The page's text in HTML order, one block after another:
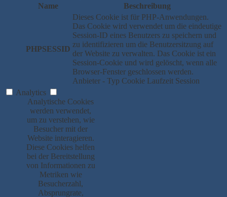
Name
Beschreibung
PHPSESSID
Dieses Cookie ist für PHP-Anwendungen.
Das Cookie wird verwendet um die eindeutige
Session-ID eines Benutzers zu speichern und
zu identifizieren um die Benutzersitzung auf
der Website zu verwalten. Das Cookie ist ein
Session-Cookie und wird gelöscht, wenn alle
Browser-Fenster geschlossen werden.
Anbieter - Typ Cookie Laufzeit Session
Analytics
Analytische Cookies
werden verwendet,
um zu verstehen, wie
Besucher mit der
Website interagieren.
Diese Cookies helfen
bei der Bereitstellung
von Informationen zu
Metriken wie
Besucherzahl,
Absprungrate,